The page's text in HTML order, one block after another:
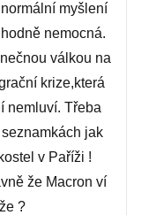
myšlení
nemocná.
válkou na
krize,která
nemluví. Třeba
jak
v Paříži !
že Macron ví
?